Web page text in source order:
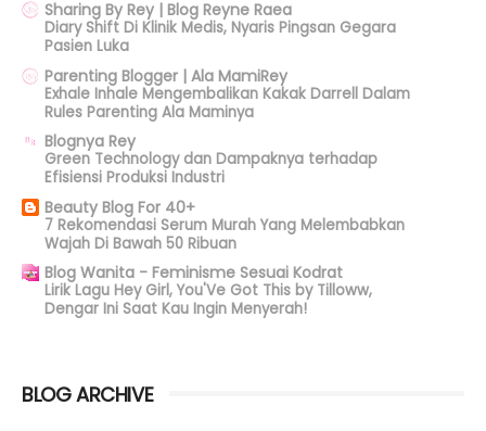
Sharing By Rey | Blog Reyne Raea
Diary Shift Di Klinik Medis, Nyaris Pingsan Gegara
Pasien Luka
Parenting Blogger | Ala MamiRey
Exhale Inhale Mengembalikan Kakak Darrell Dalam
Rules Parenting Ala Maminya
Blognya Rey
Green Technology dan Dampaknya terhadap
Efisiensi Produksi Industri
Beauty Blog For 40+
7 Rekomendasi Serum Murah Yang Melembabkan
Wajah Di Bawah 50 Ribuan
Blog Wanita - Feminisme Sesuai Kodrat
Lirik Lagu Hey Girl, You'Ve Got This by Tilloww,
Dengar Ini Saat Kau Ingin Menyerah!
BLOG ARCHIVE